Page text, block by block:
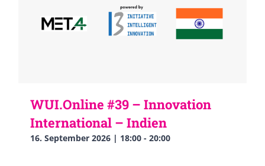
WUI.Online #39 – Innovation
International – Indien
16. September 2026 | 18:00 - 20:00